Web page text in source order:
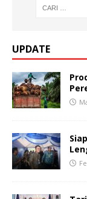
UPDATE